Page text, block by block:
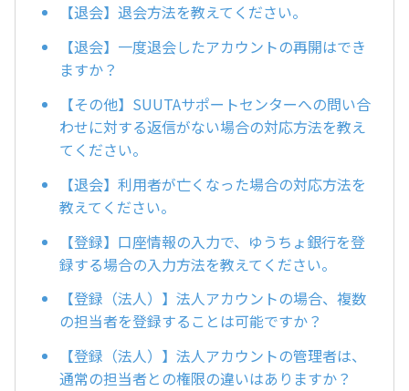
【退会】退会方法を教えてください。
【退会】一度退会したアカウントの再開はでき
ますか？
【その他】SUUTAサポートセンターへの問い合
わせに対する返信がない場合の対応方法を教え
てください。
【退会】利用者が亡くなった場合の対応方法を
教えてください。
【登録】口座情報の入力で、ゆうちょ銀行を登
録する場合の入力方法を教えてください。
【登録（法人）】法人アカウントの場合、複数
の担当者を登録することは可能ですか？
【登録（法人）】法人アカウントの管理者は、
通常の担当者との権限の違いはありますか？